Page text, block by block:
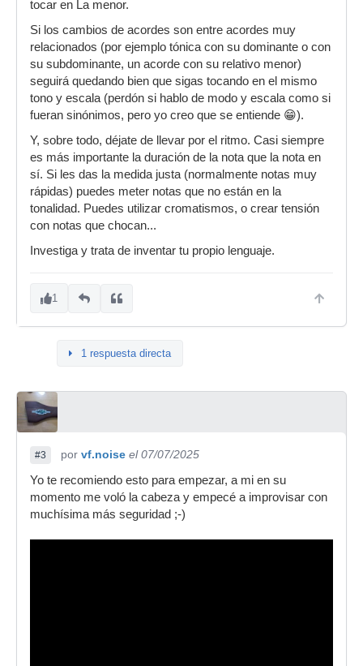
tocar en La menor.
Si los cambios de acordes son entre acordes muy
relacionados (por ejemplo tónica con su dominante o con
su subdominante, un acorde con su relativo menor)
seguirá quedando bien que sigas tocando en el mismo
tono y escala (perdón si hablo de modo y escala como si
fueran sinónimos, pero yo creo que se entiende 😁).
Y, sobre todo, déjate de llevar por el ritmo. Casi siempre
es más importante la duración de la nota que la nota en
sí. Si les das la medida justa (normalmente notas muy
rápidas) puedes meter notas que no están en la
tonalidad. Puedes utilizar cromatismos, o crear tensión
con notas que chocan...
Investiga y trata de inventar tu propio lenguaje.
1
1 respuesta directa
#3 por vf.noise el 07/07/2025
Yo te recomiendo esto para empezar, a mi en su
momento me voló la cabeza y empecé a improvisar con
muchísima más seguridad ;-)